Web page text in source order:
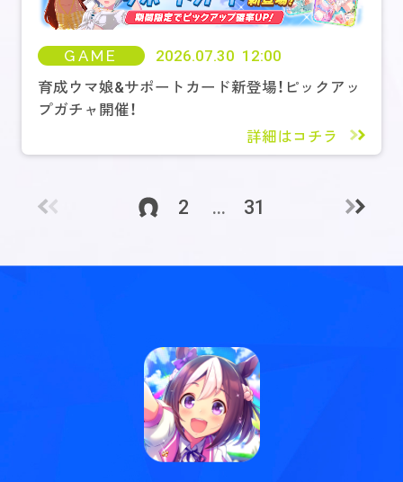
GAME
2026.07.30 12:00
育成ウマ娘&サポートカード新登場！ピックアッ
プガチャ開催！
詳細はコチラ
2 ... 31